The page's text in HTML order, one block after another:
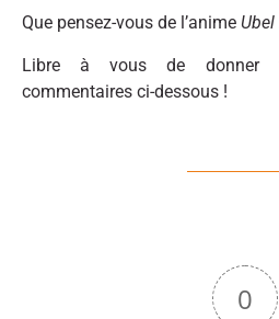
Que pensez-vous de l’anime
Libre à vous de donner
commentaires ci-dessous !
0